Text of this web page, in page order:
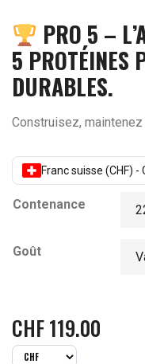
PRO 5 –
5 PROTÉINES
DURABLES.
Construisez,
Franc suisse (CHF) -
Contenance
Goût
CHF119.00